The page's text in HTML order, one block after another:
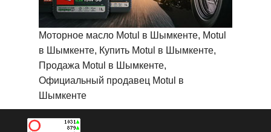
Моторное масло Motul в Шымкенте, Motul
в Шымкенте, Купить Motul в Шымкенте,
Продажа Motul в Шымкенте,
Официальный продавец Motul в
Шымкенте